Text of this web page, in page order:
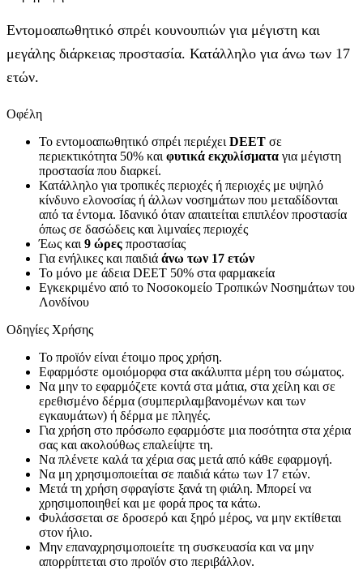
IRF
75ml
ποσότητα
Εντομοαπωθητικό σπρέι κουνουπιών για μέγιστη και
μεγάλης διάρκειας προστασία. Κατάλληλο για άνω των 17
ετών.
Οφέλη
Το εντομοαπωθητικό σπρέι περιέχει DEET σε
περιεκτικότητα 50% και φυτικά εκχυλίσματα για μέγιστη
προστασία που διαρκεί.
Κατάλληλο για τροπικές περιοχές ή περιοχές με υψηλό
κίνδυνο ελονοσίας ή άλλων νοσημάτων που μεταδίδονται
από τα έντομα. Ιδανικό όταν απαιτείται επιπλέον προστασία
όπως σε δασώδεις και λιμναίες περιοχές
Έως και 9 ώρες προστασίας
Για ενήλικες και παιδιά άνω των 17 ετών
Το μόνο με άδεια DEET 50% στα φαρμακεία
Εγκεκριμένο από το Νοσοκομείο Τροπικών Νοσημάτων του
Λονδίνου
Οδηγίες Χρήσης
Το προϊόν είναι έτοιμο προς χρήση.
Εφαρμόστε ομοιόμορφα στα ακάλυπτα μέρη του σώματος.
Να μην το εφαρμόζετε κοντά στα μάτια, στα χείλη και σε
ερεθισμένο δέρμα (συμπεριλαμβανομένων και των
εγκαυμάτων) ή δέρμα με πληγές.
Για χρήση στο πρόσωπο εφαρμόστε μια ποσότητα στα χέρια
σας και ακολούθως επαλείψτε τη.
Να πλένετε καλά τα χέρια σας μετά από κάθε εφαρμογή.
Να μη χρησιμοποιείται σε παιδιά κάτω των 17 ετών.
Μετά τη χρήση σφραγίστε ξανά τη φιάλη. Μπορεί να
χρησιμοποιηθεί και με φορά προς τα κάτω.
Φυλάσσεται σε δροσερό και ξηρό μέρος, να μην εκτίθεται
στον ήλιο.
Μην επαναχρησιμοποιείτε τη συσκευασία και να μην
απορρίπτεται στο προϊόν στο περιβάλλον.